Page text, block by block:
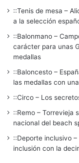
::Tenis de mesa –
a la selección
::Balonmano –
carácter para unas
medallas
::Baloncesto –
las medallas con
::Circo – Los
::Remo – Torrevieja
nacional del beach
::Deporte inclusivo
inclusión con la